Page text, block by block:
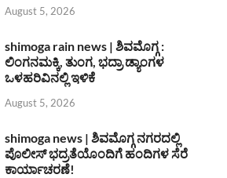
August 5, 2026
shimoga rain news | ಶಿವಮೊಗ್ಗ :
ಲಿಂಗನಮಕ್ಕಿ, ತುಂಗ, ಭದ್ರಾ ಡ್ಯಾಂಗಳ
ಒಳಹರಿವಿನಲ್ಲಿ ಇಳಿಕೆ
August 5, 2026
shimoga news | ಶಿವಮೊಗ್ಗ ನಗರದಲ್ಲಿ
ಪೊಲೀಸ್ ಭದ್ರತೆಯೊಂದಿಗೆ ಹಂದಿಗಳ ಸೆರೆ
ಕಾರ್ಯಾಚರಣೆ!